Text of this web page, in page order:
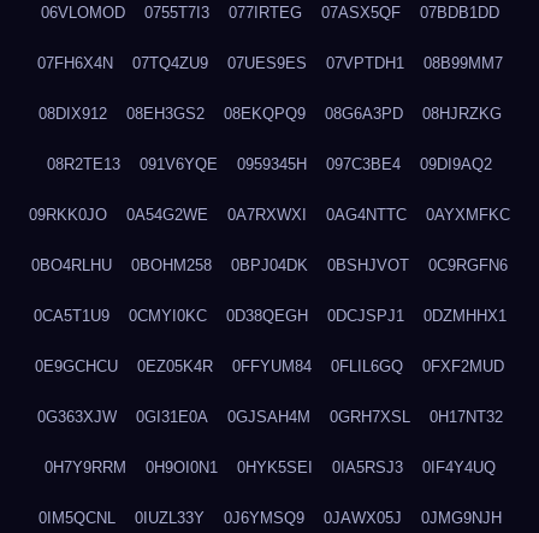
06VLOMOD 0755T7I3 077IRTEG 07ASX5QF 07BDB1DD
07FH6X4N 07TQ4ZU9 07UES9ES 07VPTDH1 08B99MM7
08DIX912 08EH3GS2 08EKQPQ9 08G6A3PD 08HJRZKG
08R2TE13 091V6YQE 0959345H 097C3BE4 09DI9AQ2
09RKK0JO 0A54G2WE 0A7RXWXI 0AG4NTTC 0AYXMFKC
0BO4RLHU 0BOHM258 0BPJ04DK 0BSHJVOT 0C9RGFN6
0CA5T1U9 0CMYI0KC 0D38QEGH 0DCJSPJ1 0DZMHHX1
0E9GCHCU 0EZ05K4R 0FFYUM84 0FLIL6GQ 0FXF2MUD
0G363XJW 0GI31E0A 0GJSAH4M 0GRH7XSL 0H17NT32
0H7Y9RRM 0H9OI0N1 0HYK5SEI 0IA5RSJ3 0IF4Y4UQ
0IM5QCNL 0IUZL33Y 0J6YMSQ9 0JAWX05J 0JMG9NJH